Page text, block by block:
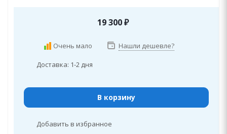
19 300₽
Очень мало Нашли дешевле?
Доставка: 1-2 дня
В корзину
Добавить в избранное